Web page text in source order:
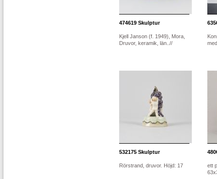
474619 Skulptur
Kjell Janson (f. 1949), Mora,
Druvor, keramik, län..//
532175 Skulptur
Rörstrand, druvor. Höjd: 17
ett